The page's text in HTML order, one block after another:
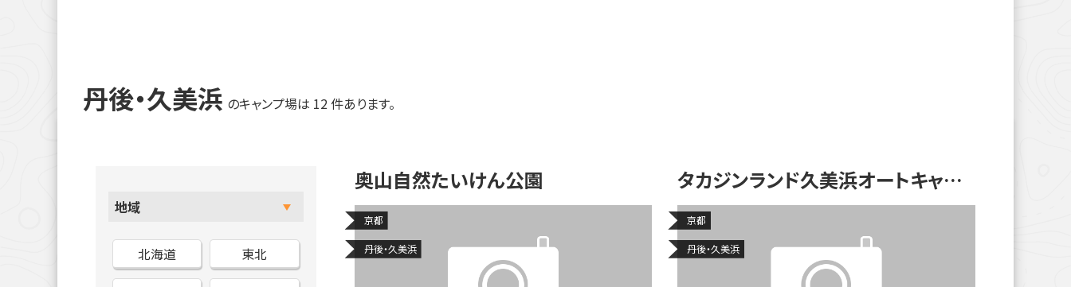
丹後・久美浜 12
地域
北海道 東北
奥山自然たいけん公園
京都
丹後・久美浜
タカジンランド久美浜オートキャンプ場
京都
丹後・久美浜